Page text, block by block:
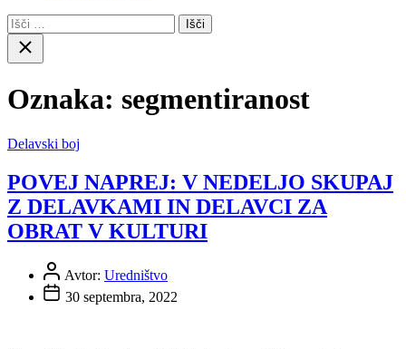
Išči:
Close
search
Oznaka: segmentiranost
Delavski boj
POVEJ NAPREJ: V NEDELJO SKUPAJ
Z DELAVKAMI IN DELAVCI ZA
OBRAT V KULTURI
Avtor: Uredništvo
30 septembra, 2022